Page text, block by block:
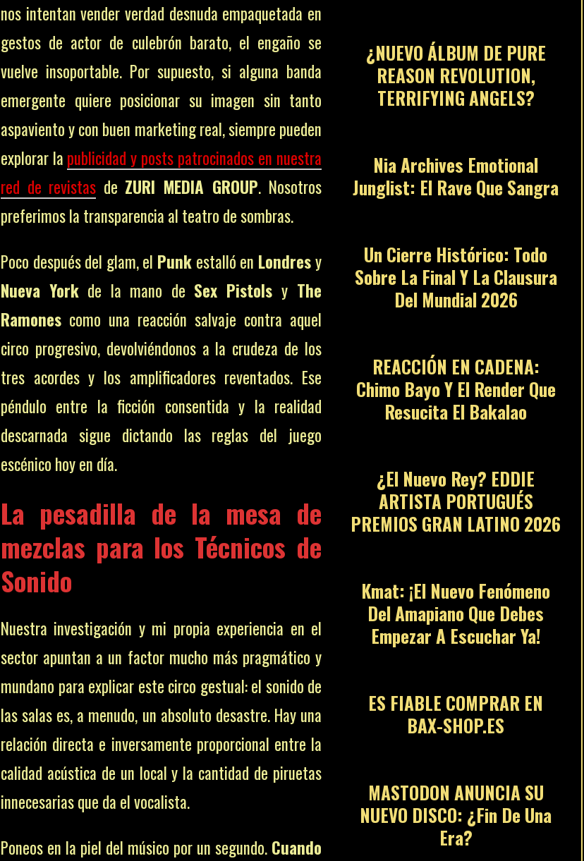
nos intentan vender verdad desnuda empaquetada en
gestos de actor de culebrón barato, el engaño se
vuelve insoportable. Por supuesto, si alguna banda
emergente quiere posicionar su imagen sin tanto
aspaviento y con buen marketing real, siempre pueden
explorar la publicidad y posts patrocinados en nuestra
red de revistas de ZURI MEDIA GROUP. Nosotros
preferimos la transparencia al teatro de sombras.
Poco después del glam, el Punk estalló en Londresy
Nueva York de la mano de Sex Pistols y The
Ramones como una reacción salvaje contra aquel
circo progresivo, devolviéndonos a la crudeza de los
tres acordes y los amplificadores reventados. Ese
péndulo entre la ficción consentida y la realidad
descarnada sigue dictando las reglas del juego
escénico hoy en día.
La pesadilla de la mesa de
mezclas para los Técnicos de
Sonido
Nuestra investigación y mi propia experiencia en el
sector apuntan a un factor mucho más pragmático y
mundano para explicar este circo gestual: el sonido de
las salas es, a menudo, un absoluto desastre. Hay una
relación directa e inversamente proporcional entre la
calidad acústica de un local y la cantidad de piruetas
innecesarias que da el vocalista.
Poneos en la piel del músico por un segundo. Cuando
¿NUEVO ÁLBUM DE PURE
REASON REVOLUTION,
TERRIFYING ANGELS?
08
Nia Archives Emotional
Junglist: El Rave Que Sangra
09
Un Cierre Histórico: Todo
Sobre La Final Y La Clausura
Del Mundial 202610
REACCIÓN EN CADENA:
Chimo Bayo Y El Render Que
Resucita El Bakalao
11
¿El Nuevo Rey? EDDIE
ARTISTA PORTUGUÉS
PREMIOS GRAN LATINO 2026
12
Kmat: ¡El Nuevo Fenómeno
Del Amapiano Que Debes
Empezar A Escuchar Ya!
13
ES FIABLE COMPRAR EN
BAX-SHOP.ES
MASTODON ANUNCIA SU
NUEVO DISCO: ¿Fin De Una
Era?